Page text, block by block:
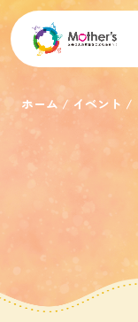
ホーム イベント